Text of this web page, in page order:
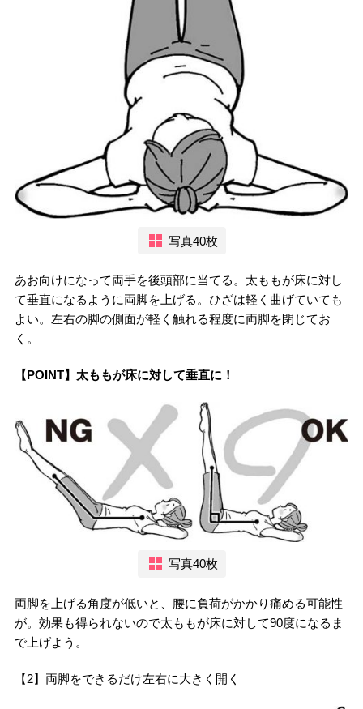
写真40枚
あお向けになって両手を後頭部に当てる。太ももが床に対し
て垂直になるように両脚を上げる。ひざは軽く曲げていても
よい。左右の脚の側面が軽く触れる程度に両脚を閉じてお
く。
【POINT】太ももが床に対して垂直に！
写真40枚
両脚を上げる角度が低いと、腰に負荷がかかり痛める可能性
が。効果も得られないので太ももが床に対して90度になるま
で上げよう。
【2】両脚をできるだけ左右に大きく開く